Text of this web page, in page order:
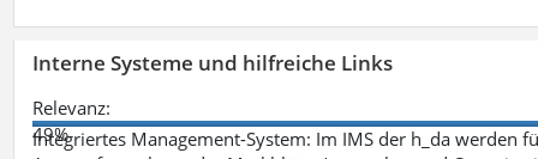
Interne Systeme und hilfreiche Links
Relevanz:
49%
Integriertes Management-System: Im IMS der h_da werden